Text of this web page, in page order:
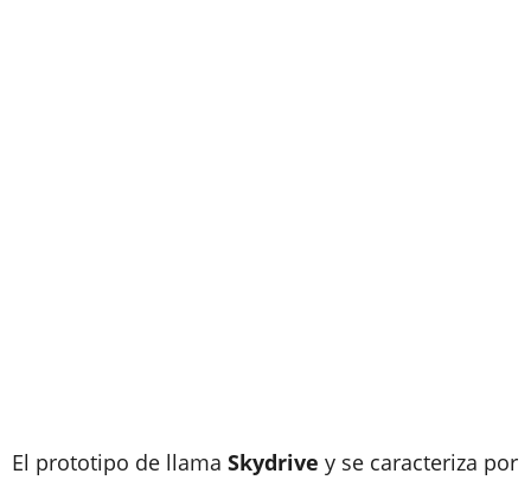
El prototipo de llama Skydrive y se caracteriza por